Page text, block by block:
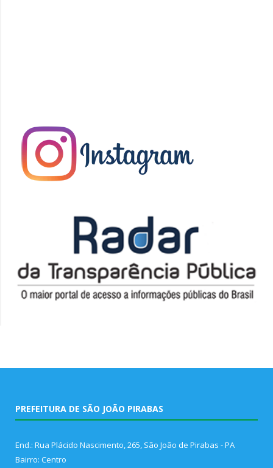
PREFEITURA DE SÃO JOÃO PIRABAS
End.: Rua Plácido Nascimento, 265, São João de Pirabas - PA
Bairro: Centro